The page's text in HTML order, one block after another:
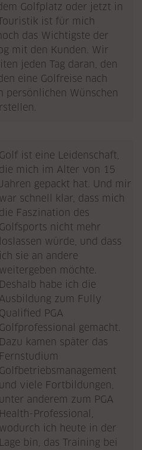
Golfplatz oder jetzt in
ist für mich
das Wichtigste der
mit den Kunden. Wir
jeden Tag daran, den
eine Golfreise nach
persönlichen Wünschen
Golf ist eine Leidenschaft,
die mich im Alter von 15
Jahren gepackt hat. Und mir
war schnell klar, dass mich
die Faszination des
Golfsports nicht mehr
loslassen würde, und dass
ich sie an andere
weitergeben möchte.
Deshalb habe ich die
Ausbildung zum Fully
Qualified PGA
Golfprofessional gemacht.
Dazu kamen später das
Fernstudium
Golfbetriebsmanagement
und viele Fortbildungen,
unter anderem zum PGA
Health-Professional,
wodurch ich heute in der
Lage bin, das Training bei